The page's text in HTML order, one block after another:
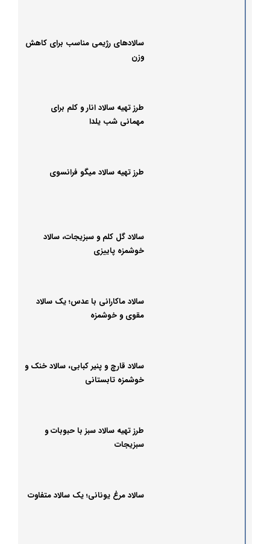
سالادهای رژیمی مناسب برای کاهش
وزن
طرز تهیه سالاد انار و کلم برای
مهمانی شب یلدا
طرز تهیه سالاد میگو فرانسوی
سالاد گل کلم و سبزیجات، سالاد
خوشمزه پاییزی
سالاد ماکارانی با عدس؛ یک سالاد
مقوی و خوشمزه
سالاد قارچ و پنیر کبابی، سالاد خنک و
خوشمزه تابستانی
طرز تهیه سالاد سبز با حبوبات و
سبزیجات
سالاد مرغ یونانی؛ یک سالاد متفاوت